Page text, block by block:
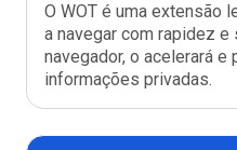
O WOT é uma extensão
a navegar com rapidez e
navegador, o acelerará e
informações privadas.